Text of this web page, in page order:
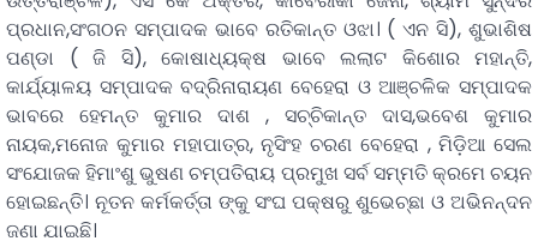
ପ୍ରଧାନ,ସଂଗଠନ ସମ୍ପାଦକ ଭାବେ ରତିକାନ୍ତ ଓଝା। ( ଏନ ସି), ଶୁଭାଶିଷ
ପଣ୍ଡା ( ଜି ସି), କୋଷାଧ୍ୟକ୍ଷ ଭାବେ ଲଲାଟ କିଶୋର ମହାନ୍ତି,
କାର୍ଯ୍ୟାଳୟ ସମ୍ପାଦକ ବଦ୍ରିନାରାୟଣ ବେହେରା ଓ ଆଞ୍ଚଳିକ ସମ୍ପାଦକ
ଭାବରେ ହେମନ୍ତ କୁମାର ଦାଶ , ସଚ୍ଚିକାନ୍ତ ଦାସ,ଭବେଶ କୁମାର
ନାୟକ,ମନୋଜ କୁମାର ମହାପାତ୍ର, ନୃସିଂହ ଚରଣ ବେହେରା , ମିଡ଼ିଆ ସେଲ
ସଂଯୋଜକ ହିମାଂଶୁ ଭୁଷଣ ଚମ୍ପତିରାୟ ପ୍ରମୁଖ ସର୍ବ ସମ୍ମତି କ୍ରମେ ଚୟନ
ହୋଇଛନ୍ତି। ନୂତନ କର୍ମକର୍ତ୍ତା ଙ୍କୁ ସଂଘ ପକ୍ଷରୁ ଶୁଭେଚ୍ଛା ଓ ଅଭିନନ୍ଦନ
ଜଣା ଯାଇଛି।